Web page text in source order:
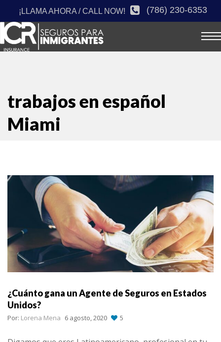
¡LLAMA AHORA / CALL NOW! (786) 230-6353
trabajos en español
Miami
¿Cuánto gana un Agente de Seguros en Estados
Unidos?
Por: Lorena Mena 6 agosto, 2020 5